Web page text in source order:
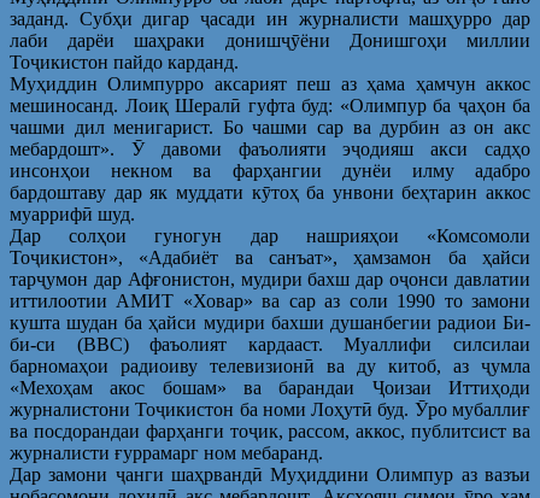
заданд. Субҳи дигар ҷасади ин журналисти машҳурро дар
лаби дарёи шаҳраки донишҷӯёни Донишгоҳи миллии
Тоҷикистон пайдо карданд.
Муҳиддин Олимпурро аксарият пеш аз ҳама ҳамчун аккос
мешиносанд. Лоиқ Шералӣ гуфта буд: «Олимпур ба ҷаҳон ба
чашми дил менигарист. Бо чашми сар ва дурбин аз он акс
мебардошт». Ӯ давоми фаъолияти эҷодияш акси садҳо
инсонҳои некном ва фарҳангии дунёи илму адабро
бардоштаву дар як муддати кӯтоҳ ба унвони беҳтарин аккос
муаррифӣ шуд.
Дар солҳои гуногун дар нашрияҳои «Комсомоли
Тоҷикистон», «Адабиёт ва санъат», ҳамзамон ба ҳайси
тарҷумон дар Афғонистон, мудири бахш дар оҷонси давлатии
иттилоотии АМИТ «Ховар» ва сар аз соли 1990 то замони
кушта шудан ба ҳайси мудири бахши душанбегии радиои Би-
би-си (ВВС) фаъолият кардааст. Муаллифи силсилаи
барномаҳои радиоиву телевизионӣ ва ду китоб, аз ҷумла
«Мехоҳам акос бошам» ва барандаи Ҷоизаи Иттиҳоди
журналистони Тоҷикистон ба номи Лоҳутӣ буд. Ӯро мубаллиғ
ва посдорандаи фарҳанги тоҷик, рассом, аккос, публитсист ва
журналисти ғуррамарг ном мебаранд.
Дар замони ҷанги шаҳрвандӣ Муҳиддини Олимпур аз вазъи